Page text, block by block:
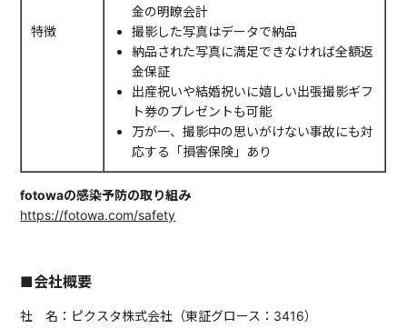
特徴
金の明瞭会計
撮影した写真はデータで納品
納品された写真に満足できなければ全額返
金保証
出産祝いや結婚祝いに嬉しい出張撮影ギフ
ト券のプレゼントも可能
万が一、撮影中の思いがけない事故にも対
応する「損害保険」あり
fotowaの感染予防の取り組み
https://fotowa.com/safety
■会社概要
社 名：ピクスタ株式会社（東証グロース：3416）